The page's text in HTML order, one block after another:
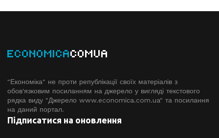
ECONOMICACOMUA
"Економіка" не проти републікації своїх матеріалів з
обов'язковим посиланням на джерело у вигляді текстового
рядка виду "Джерело www.economiсa.com.ua" та посилання
на даний портал.
Підписатися на оновлення